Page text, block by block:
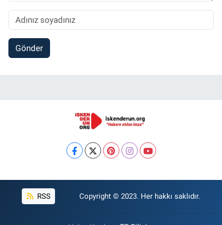
Gönder
RSS Copyright © 2023. Her hakkı saklıdır.